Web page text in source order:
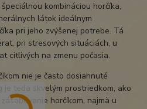
kombináciou horčíka,
látok ideálnym
pri jeho zvýšenej potrebe. Tá
pri stresových situáciách, u
citlivých na zmenu počasia.
nie je často dosiahnuté
je teda skvelým prostriedkom, ako
horčíkom, najmä u